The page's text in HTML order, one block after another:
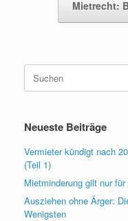
Mietrecht:
Suchen
nach:
Neueste Beiträge
Vermieter kündigt nach
(Teil 1)
Mietminderung gilt nur
Ausziehen ohne Ärger:
Wenigsten